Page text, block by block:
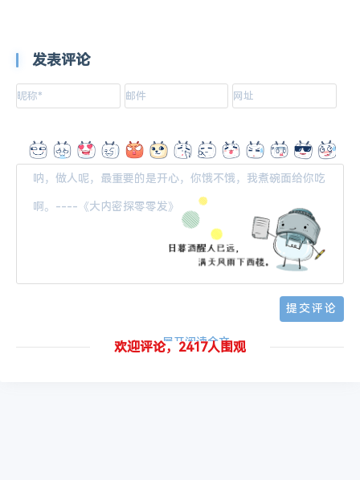
-- 展开阅读全文 --
发表评论
欢迎评论，2417人围观